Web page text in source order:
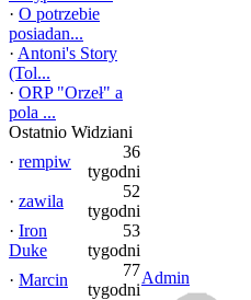
· O potrzebie
posiadan...
· Antoni's Story
(Tol...
· ORP "Orzeł" a
pola ...
Ostatnio Widziani
· rempiw
36
tygodni
· zawila
52
tygodni
· Iron
Duke
53
tygodni
· Marcin
77
tygodni
Admin